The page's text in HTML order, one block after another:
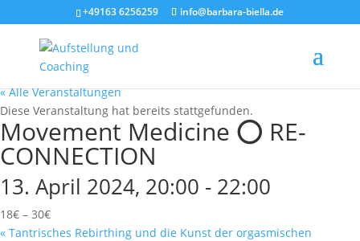
+49163 6256259 info@barbara-biella.de
« Alle Veranstaltungen
Diese Veranstaltung hat bereits stattgefunden.
Movement Medicine ⭕️ RE-
CONNECTION
13. April 2024, 20:00 - 22:00
18€ – 30€
« Tantrisches Rebirthing und die Kunst der orgasmischen